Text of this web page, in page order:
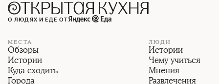
О ЛЮДЯХ И ЕДЕ ОТ
МЕСТА
Обзоры
Истории
Куда сходить
Города
ЛЮДИ
Истории
Чему учиться
Мнения
Развлечения